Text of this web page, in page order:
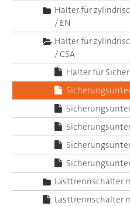
Halter für
/ EN
Halter für
/ CSA
Halter für
Lasttrennschalter
Lasttrennschalter